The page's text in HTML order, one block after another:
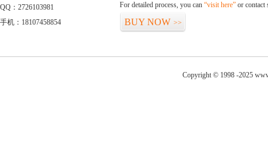
QQ：2726103981
手机：18107458854
For detailed process, you can “visit here” or contact
BUY NOW >>
Copyright © 1998 -2025